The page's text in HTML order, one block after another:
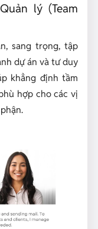
lý (Team
sang trọng, tập
dự án và tư duy
khẳng định tầm
hợp cho các vị